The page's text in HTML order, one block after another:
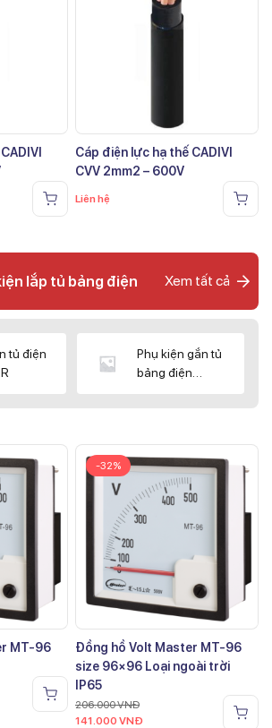
Cáp điện lực hạ thế CADIVI
CVV 2mm2 – 600V
Liên hệ
lắp tủ bảng điện Xem tất cả
tủ điện
Phụ kiện gắn tủ
bảng điện
MT-96
-32%
Đồng hồ Volt Master MT-96
size 96×96 Loại ngoài trời
IP65
206.000VNĐ
141.000 VNĐ